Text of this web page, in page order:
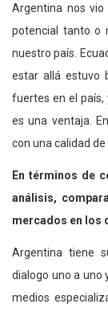
Argentina nos vio
potencial tanto o
nuestro país.
estar allá estuvo
fuertes en el país,
es una ventaja.
con una calidad de
En términos de
análisis,
mercados en los
Argentina tiene
dialogo uno a uno
medios